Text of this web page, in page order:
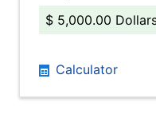
$ 5,000.00
Calculator